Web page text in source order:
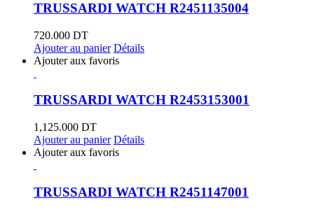
TRUSSARDI WATCH R2451135004
720.000 DT
Ajouter au panier Détails
Ajouter aux favoris
TRUSSARDI WATCH R2453153001
1,125.000 DT
Ajouter au panier Détails
Ajouter aux favoris
TRUSSARDI WATCH R2451147001